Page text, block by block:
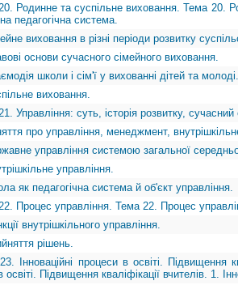
Родинне та суспільне виховання. Тема 20.
педагогічна система.
виховання в різні періоди розвитку
основи сучасного сімейного виховання.
школи і сім'ї у вихованні дітей та молоді.
виховання.
Управління: суть, історія розвитку,
про управління, менеджмент,
управління системою загальної
управління.
як педагогічна система й об'єкт управління.
Процес управління. Тема 22. Процес
внутрішкільного управління.
рішень.
Інноваційні процеси в освіті. Підвищення
Підвищення кваліфікації вчителів. 1.